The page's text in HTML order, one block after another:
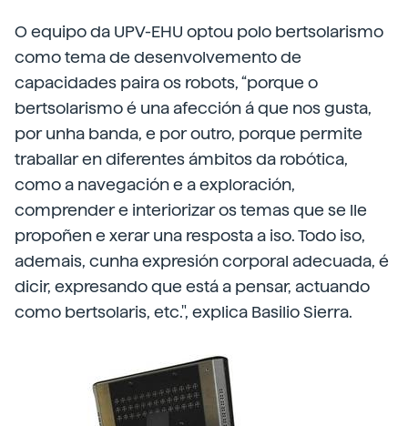
O equipo da UPV-EHU optou polo bertsolarismo
como tema de desenvolvemento de
capacidades paira os robots, “porque o
bertsolarismo é una afección á que nos gusta,
por unha banda, e por outro, porque permite
traballar en diferentes ámbitos da robótica,
como a navegación e a exploración,
comprender e interiorizar os temas que se lle
propoñen e xerar una resposta a iso. Todo iso,
ademais, cunha expresión corporal adecuada, é
dicir, expresando que está a pensar, actuando
como bertsolaris, etc.", explica Basilio Sierra.